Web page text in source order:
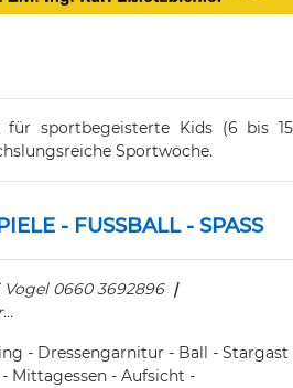
für sportbegeisterte Kids (6 bis 15
Sportwoche.
- FUSSBALL - SPASS
Vogel 0660 3692896 |
- Dressengarnitur - Ball - Stargast
Mittagessen - Aufsicht -